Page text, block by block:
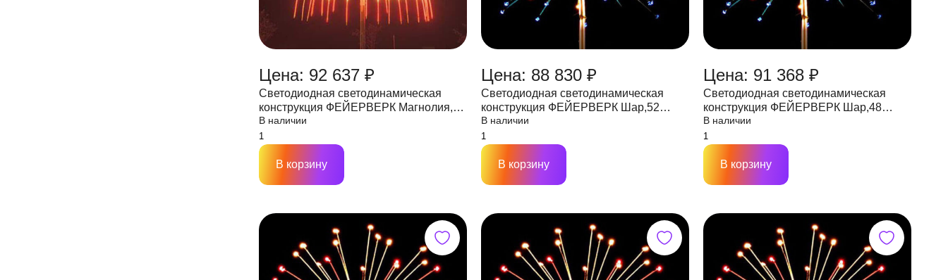
Цена: 92 637 ₽
Светодиодная светодинамическая
конструкция ФЕЙЕРВЕРК Магнолия,
48 лучей, 2,6х2,2 м, IP65, 300W 24V
В наличии
В корзину
Цена: 88 830 ₽
Светодиодная светодинамическая
конструкция ФЕЙЕРВЕРК Шар,52
лучей,D3000, IP65 мульти, 24V
В наличии
В корзину
Цена: 91 368 ₽
Светодиодная светодинамическая
конструкция ФЕЙЕРВЕРК Шар,48
лучей,D4000, IP65 мульти, 12V
В наличии
В корзину